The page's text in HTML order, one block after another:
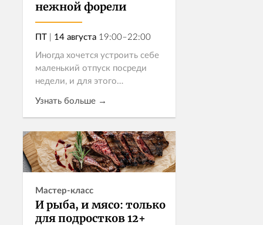
нежной форели
ПТ | 14 августа 19:00–22:00
Иногда хочется устроить себе
маленький отпуск посреди
недели, и для этого
города, ведь море – ближе чем
кажется! Приглашаем вас в
гастрономическое путешествие,
попробовать...
Узнать больше →
Записаться
Мастер-класс
И рыба, и мясо: только
для подростков 12+